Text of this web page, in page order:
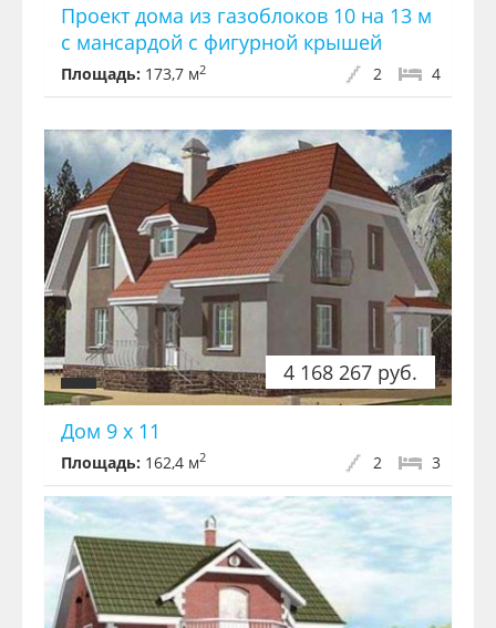
Проект дома из газоблоков 10 на 13 м
с мансардой с фигурной крышей
Площадь: 173,7 м2 4
2
4 168 267 руб.
Дом 9 х 11
Площадь: 162,4 м2 3
2